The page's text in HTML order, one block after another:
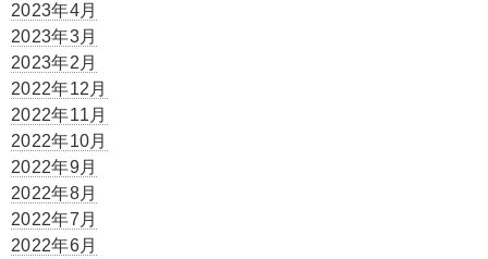
2023年4月
2023年3月
2023年2月
2022年12月
2022年11月
2022年10月
2022年9月
2022年8月
2022年7月
2022年6月